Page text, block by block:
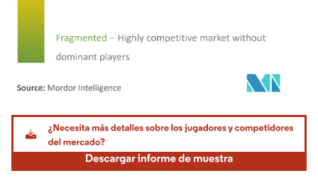
Imagen © Mordor Intelligence. El uso requiere atribución según CC BY 4.0.